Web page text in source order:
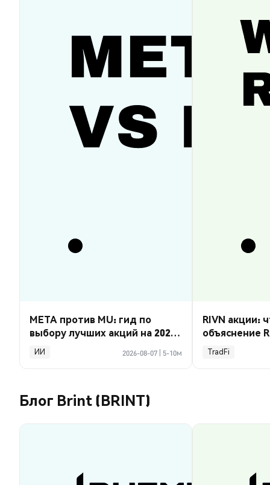
META против MU: гид по
выбору лучших акций на 2026
год
ИИ 2026-08-07 5-10м
RIVN акции:
объяснение
TradFi
Блог Brint (BRINT)